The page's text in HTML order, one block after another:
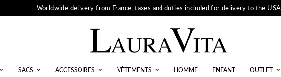
Worldwide delivery from France, taxes and duties included for delivery to the USA
SACS ACCESSOIRES VÊTEMENTS HOMME ENFANT OUTLET